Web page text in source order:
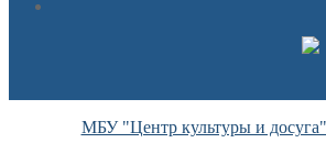
МБУ "Центр культуры и досуга"